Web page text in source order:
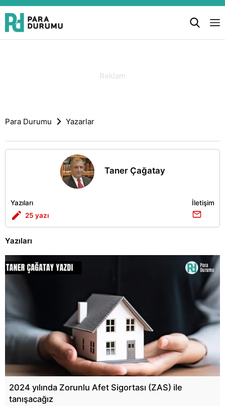
Para Durumu Yazarlar
Taner Çağatay
Yazıları
25 yazı
İletişim
Yazıları
2024 yılında Zorunlu Afet Sigortası (ZAS) ile
tanışacağız